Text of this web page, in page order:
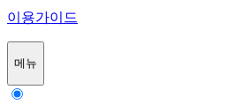
이용가이드
메뉴